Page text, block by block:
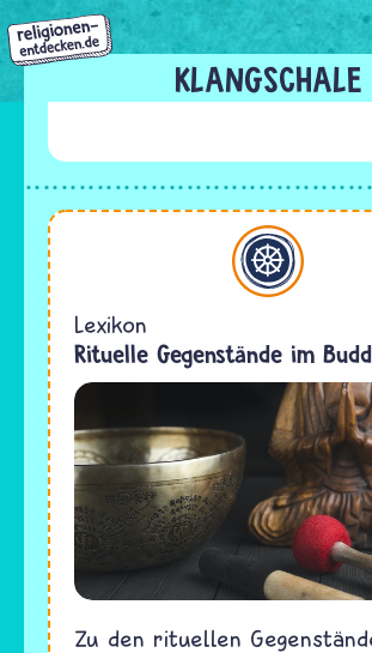
Direkt
zum
Inhalt
KLANGSCHALE
Buddhismus
Lexikon
Rituelle Gegenstände im
Zu den rituellen